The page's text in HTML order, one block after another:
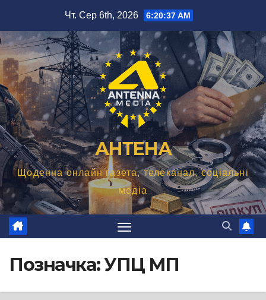
вмісту
Чт. Сер 6th, 2026 6:20:37 AM
АНТЕНА
Щоденна онлайн газета, телеканал, соціальні
медіа
Позначка:УПЦ МП